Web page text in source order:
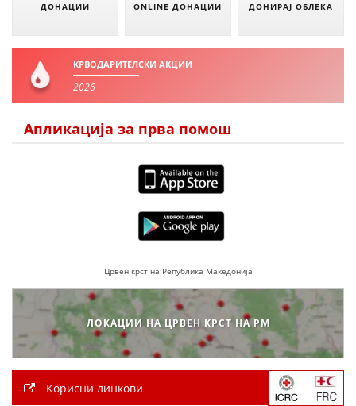
ДОНАЦИИ ONLINE ДОНАЦИИ ДОНИРАЈ ОБЛЕКА
КРВОДАРИТЕЛСКИ АКЦИИ
2026
Апликација за прва помош
Црвен крст на Република Македонија
ЛОКАЦИИ НА ЦРВЕН КРСТ НА РМ
Корисни линкови